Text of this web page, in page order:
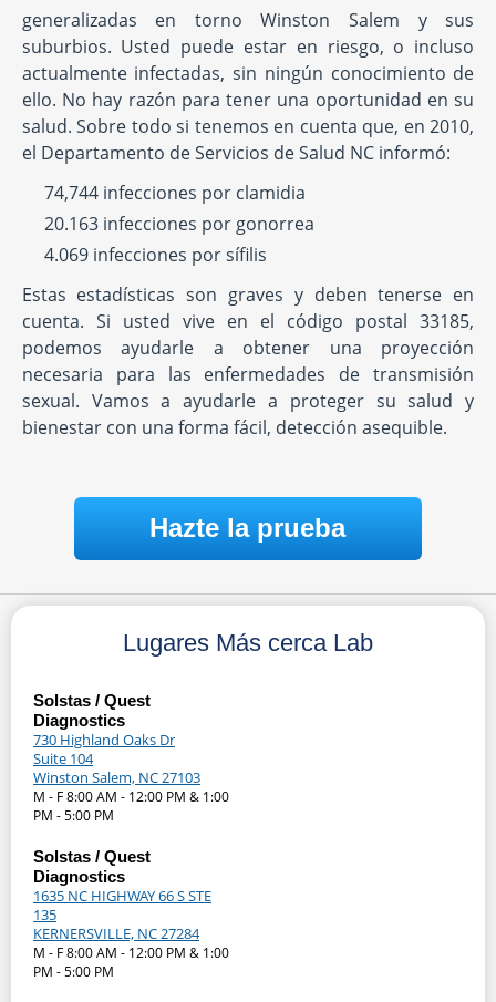
generalizadas en torno Winston Salem y sus
suburbios. Usted puede estar en riesgo, o incluso
actualmente infectadas, sin ningún conocimiento de
ello. No hay razón para tener una oportunidad en su
salud. Sobre todo si tenemos en cuenta que, en 2010,
el Departamento de Servicios de Salud NC informó:
74,744 infecciones por clamidia
20.163 infecciones por gonorrea
4.069 infecciones por sífilis
Estas estadísticas son graves y deben tenerse en
cuenta. Si usted vive en el código postal 33185,
podemos ayudarle a obtener una proyección
necesaria para las enfermedades de transmisión
sexual. Vamos a ayudarle a proteger su salud y
bienestar con una forma fácil, detección asequible.
Hazte la prueba
Lugares Más cerca Lab
Solstas / Quest
Diagnostics
730 Highland Oaks Dr
Suite 104
Winston Salem, NC 27103
M - F 8:00 AM - 12:00 PM & 1:00
PM - 5:00 PM
Solstas / Quest
Diagnostics
1635 NC HIGHWAY 66 S STE
135
KERNERSVILLE, NC 27284
M - F 8:00 AM - 12:00 PM & 1:00
PM - 5:00 PM